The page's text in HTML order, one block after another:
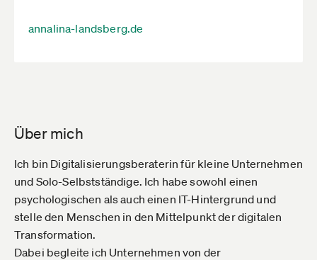
annalina-landsberg.de
Über mich
Ich bin Digitalisierungsberaterin für kleine Unternehmen
und Solo-Selbstständige. Ich habe sowohl einen
psychologischen als auch einen IT-Hintergrund und
stelle den Menschen in den Mittelpunkt der digitalen
Transformation.
Dabei begleite ich Unternehmen von der